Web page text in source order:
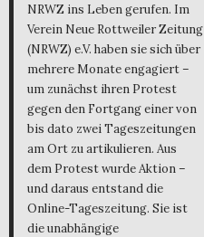
NRWZ ins Leben gerufen. Im
Verein Neue Rottweiler Zeitung
(NRWZ) e.V. haben sie sich über
mehrere Monate engagiert –
um zunächst ihren Protest
gegen den Fortgang einer von
bis dato zwei Tageszeitungen
am Ort zu artikulieren. Aus
dem Protest wurde Aktion –
und daraus entstand die
Online-Tageszeitung. Sie ist
die unabhängige